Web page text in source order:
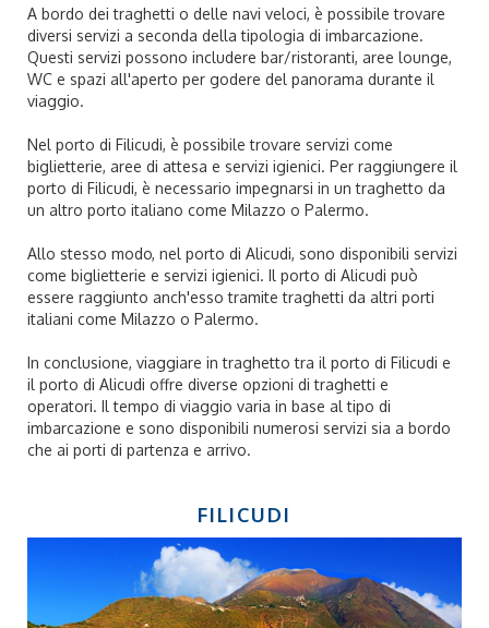
A bordo dei traghetti o delle navi veloci, è possibile trovare
diversi servizi a seconda della tipologia di imbarcazione.
Questi servizi possono includere bar/ristoranti, aree lounge,
WC e spazi all'aperto per godere del panorama durante il
viaggio.
Nel porto di Filicudi, è possibile trovare servizi come
biglietterie, aree di attesa e servizi igienici. Per raggiungere il
porto di Filicudi, è necessario impegnarsi in un traghetto da
un altro porto italiano come Milazzo o Palermo.
Allo stesso modo, nel porto di Alicudi, sono disponibili servizi
come biglietterie e servizi igienici. Il porto di Alicudi può
essere raggiunto anch'esso tramite traghetti da altri porti
italiani come Milazzo o Palermo.
In conclusione, viaggiare in traghetto tra il porto di Filicudi e
il porto di Alicudi offre diverse opzioni di traghetti e
operatori. Il tempo di viaggio varia in base al tipo di
imbarcazione e sono disponibili numerosi servizi sia a bordo
che ai porti di partenza e arrivo.
FILICUDI